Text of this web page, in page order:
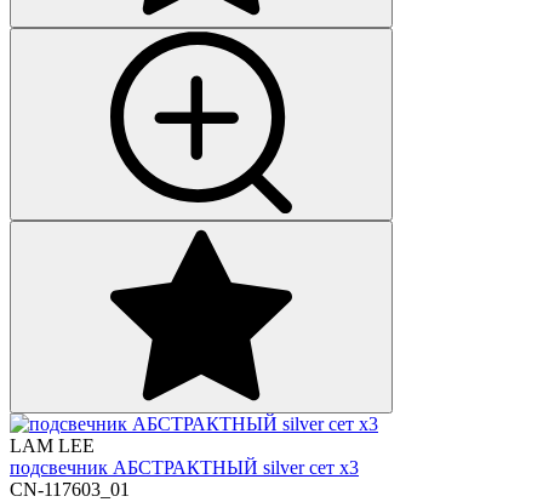
LAM LEE
подсвечник АБСТРАКТНЫЙ silver сет х3
CN-117603_01